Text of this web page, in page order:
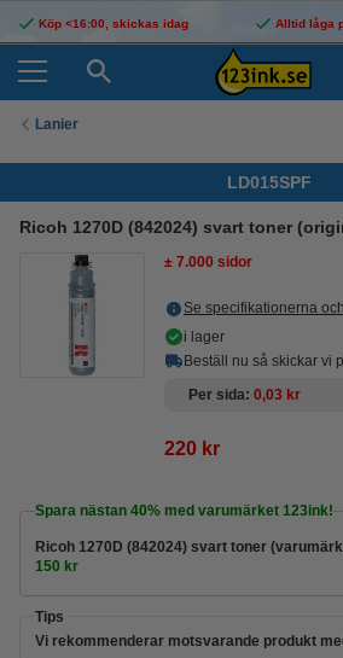
Köp <16:00, skickas idag Alltid låga
Lanier
LD015SPF
Ricoh 1270D (842024) svart toner
± 7.000 sidor
Se specifikationerna
i lager
Beställ nu så skickar vi
Per sida 0,03 kr
220 kr
Spara nästan 40% med varumärket 123ink!
Ricoh 1270D (842024) svart toner
150 kr
Tips
Vi rekommenderar motsvarande produkt